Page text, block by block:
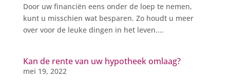
Door uw financiën eens onder de loep te nemen,
kunt u misschien wat besparen. Zo houdt u meer
over voor de leuke dingen in het leven....
Kan de rente van uw hypotheek omlaag?
mei 19, 2022